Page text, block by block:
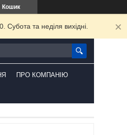
Кошик
та неділя вихідні.
ПРО КОМПАНІЮ